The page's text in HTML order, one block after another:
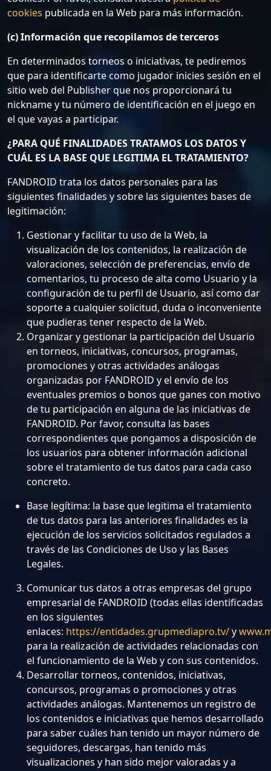
cookies publicada en la Web para más información.
(c) Información que recopilamos de terceros
En determinados torneos o iniciativas, te pediremos
que para identificarte como jugador inicies sesión en el
sitio web del Publisher que nos proporcionará tu
nickname y tu número de identificación en el juego en
el que vayas a participar.
¿PARA QUÉ FINALIDADES TRATAMOS LOS DATOS Y
CUÁL ES LA BASE QUE LEGITIMA EL TRATAMIENTO?
FANDROID trata los datos personales para las
siguientes finalidades y sobre las siguientes bases de
legitimación:
Gestionar y facilitar tu uso de la Web, la
visualización de los contenidos, la realización de
valoraciones, selección de preferencias, envío de
comentarios, tu proceso de alta como Usuario y la
configuración de tu perfil de Usuario, así como dar
soporte a cualquier solicitud, duda o inconveniente
que pudieras tener respecto de la Web.
Organizar y gestionar la participación del Usuario
en torneos, iniciativas, concursos, programas,
promociones y otras actividades análogas
organizadas por FANDROID y el envío de los
eventuales premios o bonos que ganes con motivo
de tu participación en alguna de las iniciativas de
FANDROID. Por favor, consulta las bases
correspondientes que pongamos a disposición de
los usuarios para obtener información adicional
sobre el tratamiento de tus datos para cada caso
concreto.
Base legítima: la base que legitima el tratamiento
de tus datos para las anteriores finalidades es la
ejecución de los servicios solicitados regulados a
través de las Condiciones de Uso y las Bases
Legales.
Comunicar tus datos a otras empresas del grupo
empresarial de FANDROID (todas ellas identificadas
en los siguientes
enlaces: https://entidades.grupmediapro.tv/y
para la realización de actividades relacionadas con
el funcionamiento de la Web y con sus contenidos.
Desarrollar torneos, contenidos, iniciativas,
concursos, programas o promociones y otras
actividades análogas. Mantenemos un registro de
los contenidos e iniciativas que hemos desarrollado
para saber cuáles han tenido un mayor número de
seguidores, descargas, han tenido más
visualizaciones y han sido mejor valoradas y a